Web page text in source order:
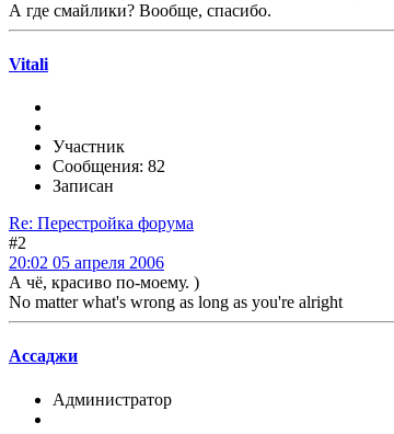
А где смайлики? Вообще, спасибо.
Vitali
Участник
Сообщения: 82
Записан
Re: Перестройка форума
#2
20:02 05 апреля 2006
А чё, красиво по-моему. )
No matter what's wrong as long as you're alright
Ассаджи
Администратор